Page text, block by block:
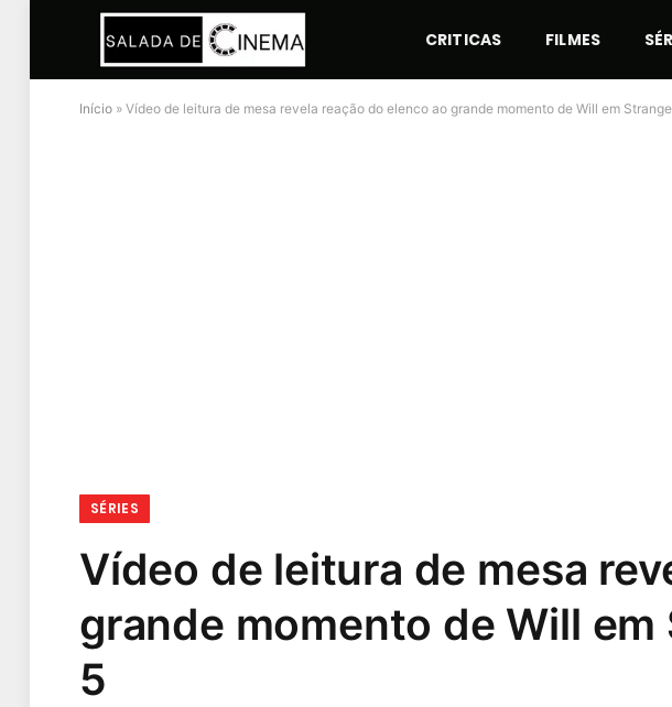
CRITICAS FILMES
Início » Vídeo de leitura de mesa revela reação do elenco ao grande momento de Will em
SÉRIES
Vídeo de leitura de mesa
grande momento de Will
5